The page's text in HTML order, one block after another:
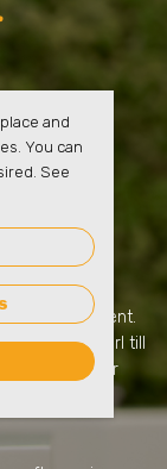
I
in dokument.
– från kärl till
uppfyller lagar
and
You can
See